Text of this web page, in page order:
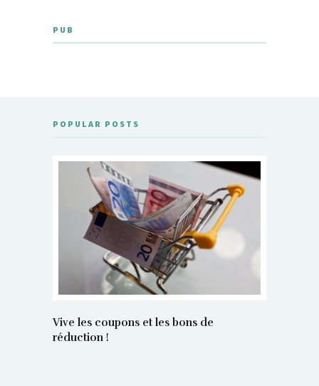
PUB
POPULAR POSTS
Vive les coupons et les bons de
réduction !